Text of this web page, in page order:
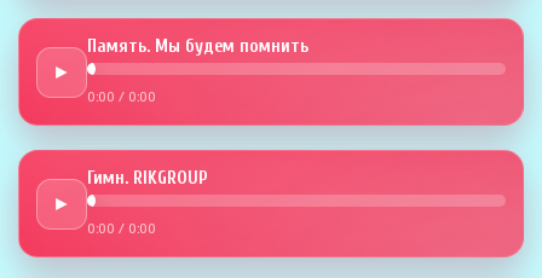
►
Память. Мы будем помнить
0:00 / 0:00
►
Гимн. RIKGROUP
0:00 / 0:00